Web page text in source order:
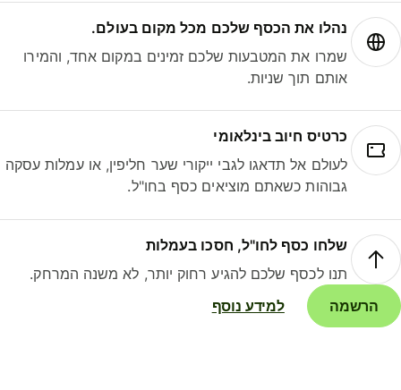
נהלו את הכסף שלכם מכל מקום בעולם.
שמרו את המטבעות שלכם זמינים במקום אחד, והמירו
אותם תוך שניות.
כרטיס חיוב בינלאומי
לעולם אל תדאגו לגבי ייקורי שער חליפין, או עמלות עסקה
גבוהות כשאתם מוציאים כסף בחו"ל.
שלחו כסף לחו"ל, חסכו בעמלות
תנו לכסף שלכם להגיע רחוק יותר, לא משנה המרחק.
הרשמה
למידע נוסף